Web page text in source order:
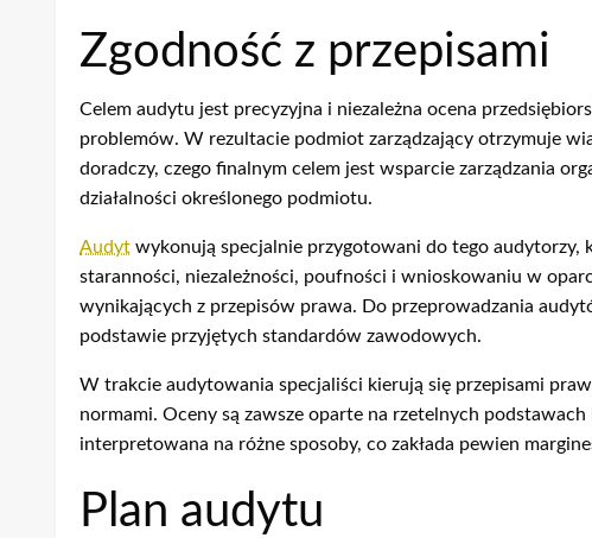
Zgodność z przepisami
Celem audytu jest precyzyjna i niezależna ocena
problemów. W rezultacie podmiot zarządzający otrzymuje
doradczy, czego finalnym celem jest wsparcie zarządzania
działalności określonego podmiotu.
Audyt wykonują specjalnie przygotowani do tego audytorzy,
staranności, niezależności, poufności i wnioskowaniu w
wynikających z przepisów prawa. Do przeprowadzania
podstawie przyjętych standardów zawodowych.
W trakcie audytowania specjaliści kierują się przepisami
normami. Oceny są zawsze oparte na rzetelnych
interpretowana na różne sposoby, co zakłada pewien
Plan audytu